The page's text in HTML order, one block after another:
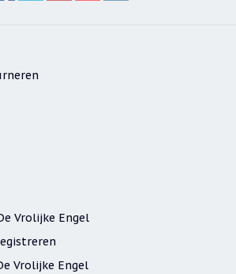
Vrolijke Engel
Vrolijke Engel